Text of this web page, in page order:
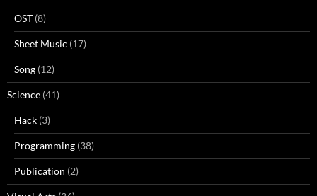
OST (8)
Sheet Music (17)
Song (12)
Science (41)
Hack (3)
Programming (38)
Publication (2)